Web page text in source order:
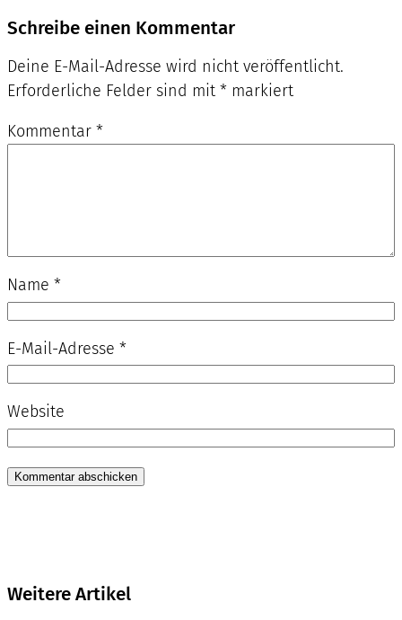
Schreibe einen Kommentar
Deine E-Mail-Adresse wird nicht veröffentlicht.
Erforderliche Felder sind mit * markiert
Kommentar *
Name *
E-Mail-Adresse *
Website
Weitere Artikel